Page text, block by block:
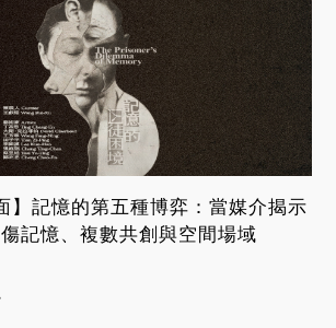
】記憶的第五種博弈：當媒介揭示
記憶、複數共創與空間場域